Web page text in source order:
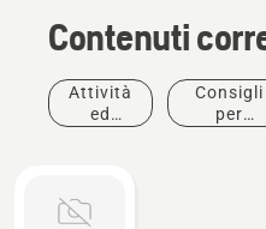
Contenuti
Attività
ed
Consigli
per